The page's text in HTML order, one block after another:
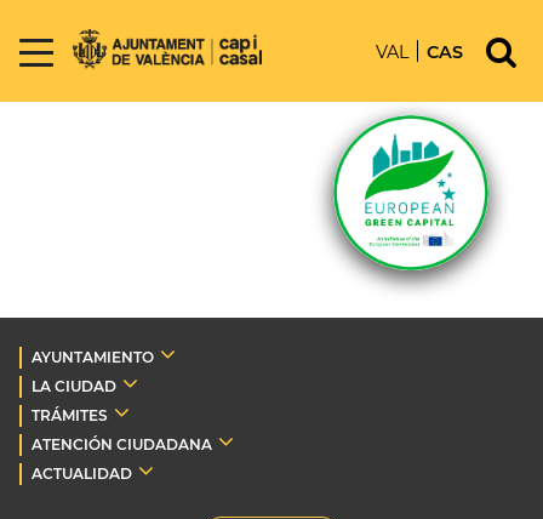
VAL CAS
AYUNTAMIENTO
LA CIUDAD
TRÁMITES
ATENCIÓN CIUDADANA
ACTUALIDAD